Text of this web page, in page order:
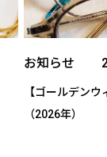
お知らせ
【ゴールデン
（2026年）